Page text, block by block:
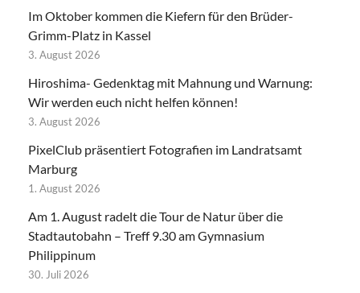
Im Oktober kommen die Kiefern für den Brüder-
Grimm-Platz in Kassel
3. August 2026
Hiroshima- Gedenktag mit Mahnung und Warnung:
Wir werden euch nicht helfen können!
3. August 2026
PixelClub präsentiert Fotografien im Landratsamt
Marburg
1. August 2026
Am 1. August radelt die Tour de Natur über die
Stadtautobahn – Treff 9.30 am Gymnasium
Philippinum
30. Juli 2026